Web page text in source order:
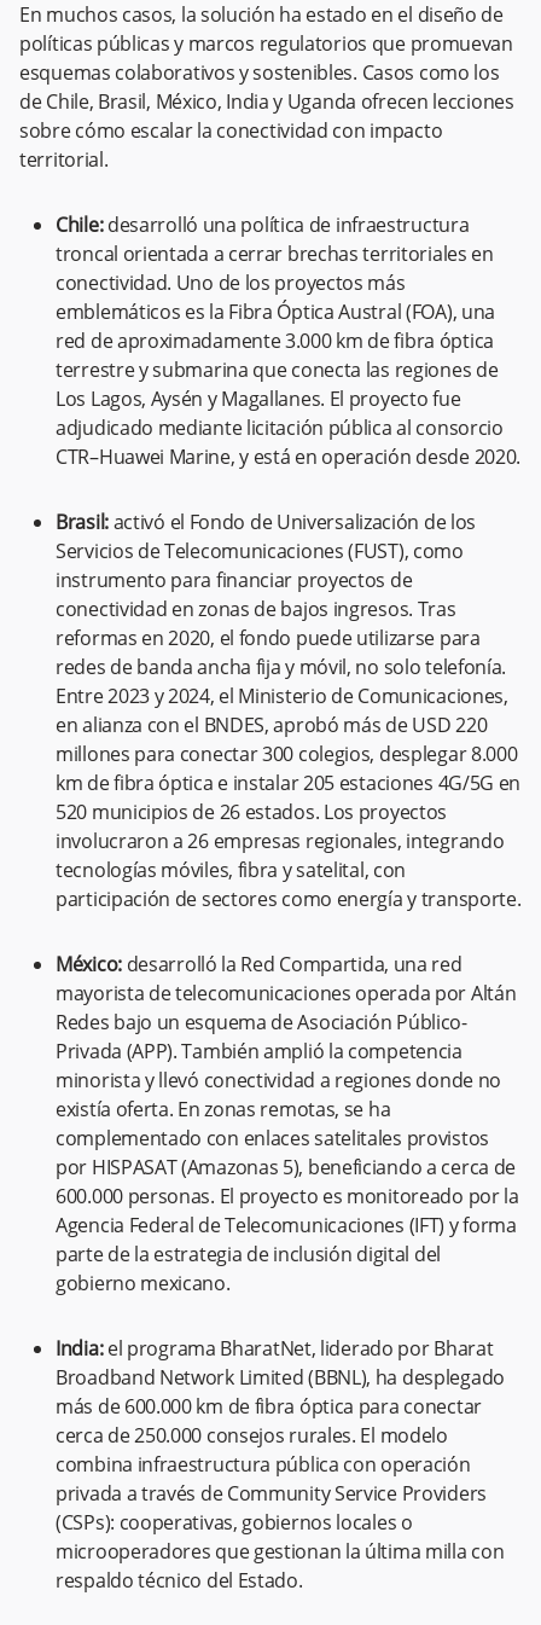
En muchos casos, la solución ha estado en el diseño de
políticas públicas y marcos regulatorios que promuevan
esquemas colaborativos y sostenibles. Casos como los
de Chile, Brasil, México, India y Uganda ofrecen lecciones
sobre cómo escalar la conectividad con impacto
territorial.
Chile:desarrolló una política de infraestructura
troncal orientada a cerrar brechas territoriales en
conectividad. Uno de los proyectos más
emblemáticos es la Fibra Óptica Austral (FOA), una
red de aproximadamente 3.000 km de fibra óptica
terrestre y submarina que conecta las regiones de
Los Lagos, Aysén y Magallanes. El proyecto fue
adjudicado mediante licitación pública al consorcio
CTR–Huawei Marine, y está en operación desde 2020.
Brasil:activó el Fondo de Universalización de los
Servicios de Telecomunicaciones (FUST), como
instrumento para financiar proyectos de
conectividad en zonas de bajos ingresos. Tras
reformas en 2020, el fondo puede utilizarse para
redes de banda ancha fija y móvil, no solo telefonía.
Entre 2023 y 2024, el Ministerio de Comunicaciones,
en alianza con el BNDES, aprobó más de USD 220
millones para conectar 300 colegios, desplegar 8.000
km de fibra óptica e instalar 205 estaciones 4G/5G en
520 municipios de 26 estados. Los proyectos
involucraron a 26 empresas regionales, integrando
tecnologías móviles, fibra y satelital, con
participación de sectores como energía y transporte.
México:desarrolló la Red Compartida, una red
mayorista de telecomunicaciones operada por Altán
Redes bajo un esquema de Asociación Público-
Privada (APP). También amplió la competencia
minorista y llevó conectividad a regiones donde no
existía oferta. En zonas remotas, se ha
complementado con enlaces satelitales provistos
por HISPASAT (Amazonas 5), beneficiando a cerca de
600.000 personas. El proyecto es monitoreado por la
Agencia Federal de Telecomunicaciones (IFT) y forma
parte de la estrategia de inclusión digital del
gobierno mexicano.
India:el programa BharatNet, liderado por Bharat
Broadband Network Limited (BBNL), ha desplegado
más de 600.000 km de fibra óptica para conectar
cerca de 250.000 consejos rurales. El modelo
combina infraestructura pública con operación
privada a través de Community Service Providers
(CSPs): cooperativas, gobiernos locales o
microoperadores que gestionan la última milla con
respaldo técnico del Estado.